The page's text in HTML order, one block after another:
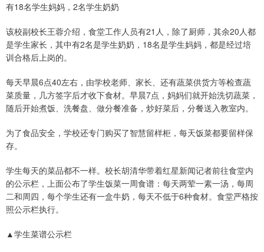
有18名学生妈妈，2名学生奶奶
该校副校长王蓉介绍，食堂工作人员有21人，除了厨师，其余20人都
是学生家长，其中有2名是学生奶奶，18名是学生妈妈，都是经过培
训合格后上岗的。
每天早晨6点40左右，由学校老师、家长、还有蔬菜供货方等检查蔬
菜质量，几方签字后才收下食材。早晨7点，妈妈们就开始洗切蔬菜，
随后开始煮饭、洗餐盘、做分餐准备，炒好菜后，分餐送入教室内。
为了食品安全，学校还专门购买了智慧留样柜，每天饭菜都要留样保
存。
学生每天的菜品都不一样。校长胡清华带着红星新闻记者前往食堂内
的公示栏，上面公布了学生饭菜一周食谱：每天两荤一素一汤，每周
二和周四，每个学生还有一盒牛奶，每天不低于6种食材。食堂严格按
照公示栏执行。
▲学生菜谱公示栏